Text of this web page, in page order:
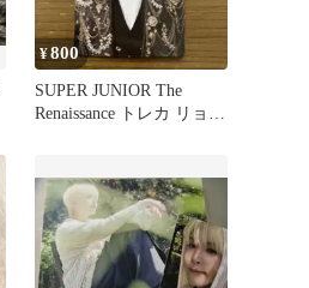
¥800
SUPER JUNIOR The
Renaissance トレカ リョウ